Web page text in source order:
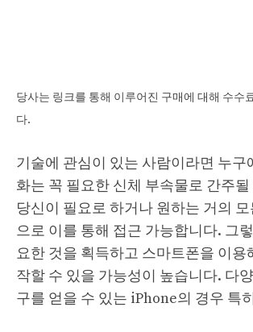
당사는 링크를 통해 이루어진 구매에 대해 수수
다.
기술에 관심이 있는 사람이라면 누구
화는 꼭 필요한 신체 부속물로 간주
당신이 필요로 하거나 원하는 거의
으로 이를 통해 접근 가능합니다. 그
요한 것을 획득하고 스마트폰을 이용
작할 수 있을 가능성이 높습니다. 다
구를 얻을 수 있는 iPhone의 경우 특